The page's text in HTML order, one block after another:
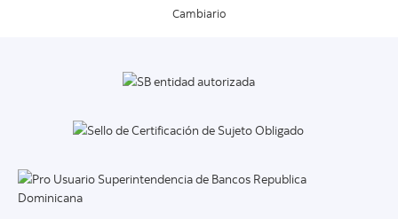
Cambiario